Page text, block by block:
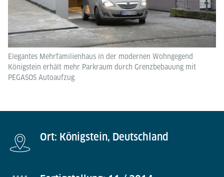
Elegantes Mehrfamilienhaus in der modernen Wohngegend
Königstein erhält mehr Parkraum durch Grenzbebauung mit
PEGASOS Autoaufzug.
Ort: Königstein, Deutschland